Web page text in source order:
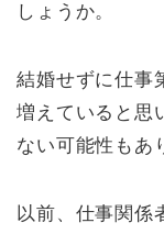
しょうか。
結婚せずに仕事
増えていると思
ない可能性もあ
以前、仕事関係